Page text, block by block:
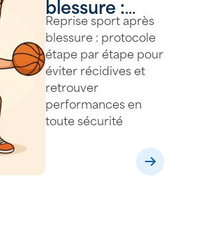
2025
blessure :
comment
retrouver
votre niveau
en toute
sécurité ?
Reprise sport après
blessure : protocole
étape par étape pour
éviter récidives et
retrouver
performances en
toute sécurité